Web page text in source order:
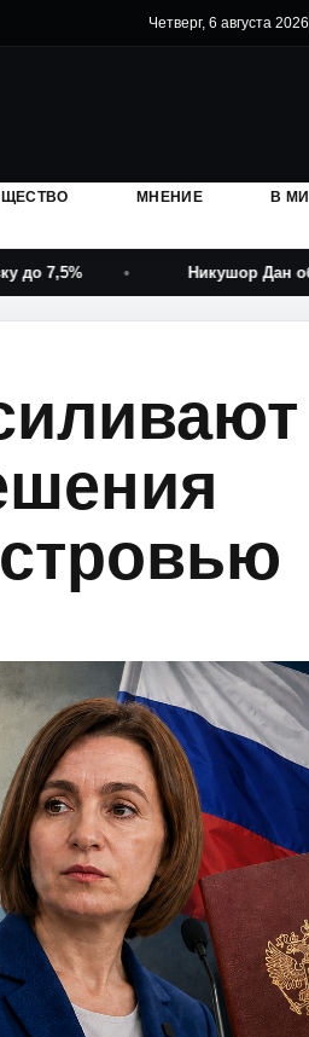
Четверг, 6 августа 2026
МНЕНИЕ В
Никушор Дан